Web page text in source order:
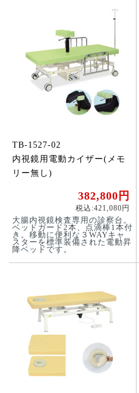
TB-1527-02
内視鏡用電動カイザー(メモ
リー無し)
382,800円
税込:421,080円
大腸内視鏡検査専用の診察台。
ベッドガード2本、点滴棒1本付
き。移動に便利な３WAYキャ
スターを標準装備された電動昇
降ベッドです。